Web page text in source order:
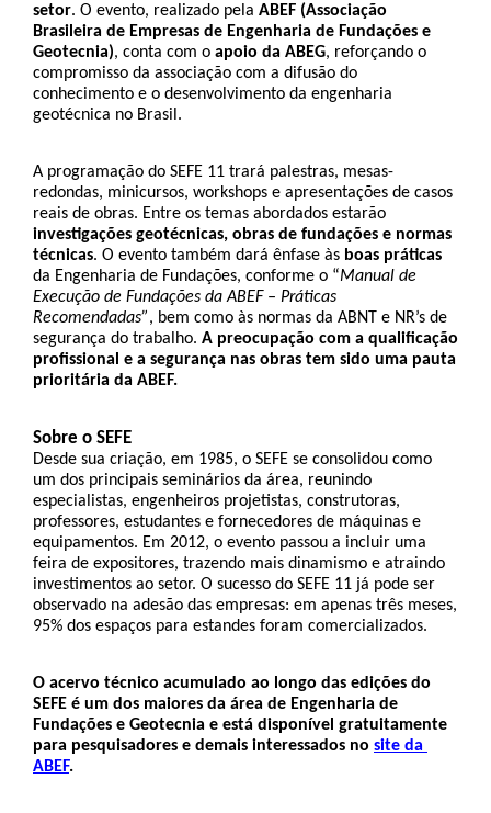
setor. O evento, realizado pela ABEF (Associação
Brasileira de Empresas de Engenharia de Fundações e
Geotecnia), conta com o apoio da ABEG, reforçando o
compromisso da associação com a difusão do
conhecimento e o desenvolvimento da engenharia
geotécnica no Brasil.
A programação do SEFE 11 trará palestras, mesas-
redondas, minicursos, workshops e apresentações de casos
investigações geotécnicas, obras de fundações e normas
técnicas. O evento também dará ênfase às boas práticas
da Engenharia de Fundações, conforme o “Manual de
Execução de Fundações da ABEF – Práticas
Recomendadas”, bem como às normas da ABNT e NR’s de
segurança do trabalho. A preocupação com a qualificação
profissional e a segurança nas obras tem sido uma pauta
prioritária da ABEF.
Sobre o SEFE
Desde sua criação, em 1985, o SEFE se consolidou como
um dos principais seminários da área, reunindo
especialistas, engenheiros projetistas, construtoras,
professores, estudantes e fornecedores de máquinas e
equipamentos. Em 2012, o evento passou a incluir uma
feira de expositores, trazendo mais dinamismo e atraindo
investimentos ao setor. O sucesso do SEFE 11 já pode ser
observado na adesão das empresas: em apenas três meses,
95% dos espaços para estandes foram comercializados.
O acervo técnico acumulado ao longo das edições do
SEFE é um dos maiores da área de Engenharia de
Fundações e Geotecnia e está disponível gratuitamente
para pesquisadores e demais interessados no site da
ABEF.